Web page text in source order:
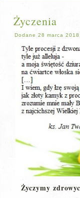
Życzenia
Dodane 28 marca 2018
Życzymy